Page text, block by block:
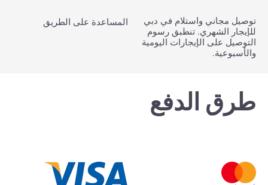
توصيل مجاني واستلام في دبي
للإيجار الشهري. تنطبق رسوم
التوصيل على الإيجارات اليومية
والأسبوعية.
المساعدة على الطريق
طرق الدفع